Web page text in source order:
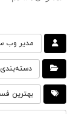
مدیر وب
بهترین